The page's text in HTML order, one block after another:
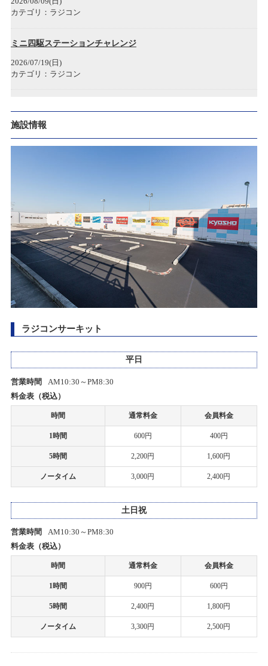
2022/11/22
お詫び
クルクル秋葉原店 臨時休業のお知らせ
2022/05/02
ゴールデンウィーク期間中の営業時間変更のお知らせ
2021/08/21
PCR検査陽性者発生のお知らせ
2021/08/04
PCR検査陽性者発生のお知らせ
2021/02/24
2021/02/02
ホビーショップタムタム金沢店開店のお知らせ
一部店舗 営業時間変更のお知らせ
2021/01/08
一部店舗 営業時間変更のお知らせ
2020/06/01
関東３店舗 サーキット再開のお知らせ
2020/05/06
タムタム岐阜店の営業時間短縮とサーキット休止期間延長のお知らせ
筑紫野店の営業時間短縮とサーキット休止期間延長のお知らせ
カテゴリ：ラジコン
ミニ四駆ステーションチャレンジ
2026/07/19(日)
カテゴリ：ラジコン
2026/07/12(日)
ミニ四駆ステーション
2026/06/14(日)
カテゴリ：ラジコン
2026/06/07(日)
カテゴリ：ラジコン
創業50周年感謝祭Part2プレゼント当選者発表のお知らせ
カテゴリ：キャンペーン
ミニ四駆ステーションチャレンジ
2026/05/10(日)
カテゴリ：ラジコン
ﾀﾐﾔﾁｬﾚﾝｼﾞｶｯﾌﾟ
2026/05/03(日)
カテゴリ：ラジコン
ありがとう50周年 創業50周年感謝祭Part2開催のお知らせ
2026/04/25(土)～2026/05/25(月)
カテゴリ：キャンペーン
2026/04/12(日)
カテゴリ：ラジコン
2026/04/05(日)
施設情報
ラジコンサーキット
平日
営業時間
AM10:30～PM8:30
料金表（税込）
時間 通常料金 会員料金
1時間 600円 400円
5時間 2,200円 1,600円
ノータイム 3,000円 2,400円
土日祝
営業時間
AM10:30～PM8:30
料金表（税込）
時間 通常料金 会員料金
1時間 900円 600円
5時間 2,400円 1,800円
ノータイム 3,300円 2,500円